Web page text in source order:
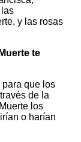
y las rosas
te
para que los
de la
los
o harían